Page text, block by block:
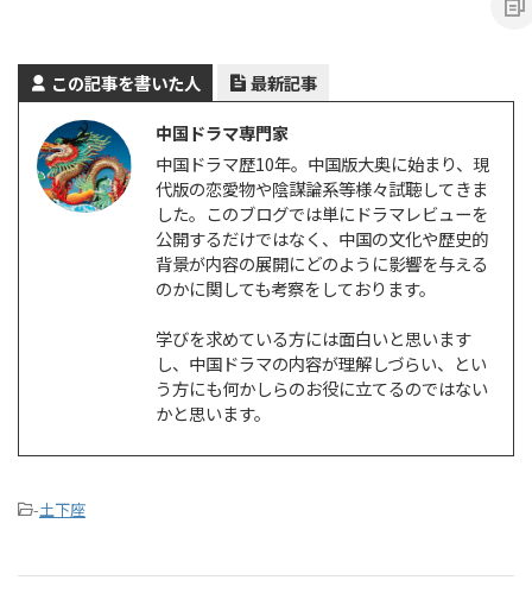
この記事を書いた人
最新記事
中国ドラマ専門家
中国ドラマ歴10年。中国版大奥に始まり、現
代版の恋愛物や陰謀論系等様々試聴してきま
した。このブログでは単にドラマレビューを
公開するだけではなく、中国の文化や歴史的
背景が内容の展開にどのように影響を与える
のかに関しても考察をしております。
学びを求めている方には面白いと思います
し、中国ドラマの内容が理解しづらい、とい
う方にも何かしらのお役に立てるのではない
かと思います。
-土下座